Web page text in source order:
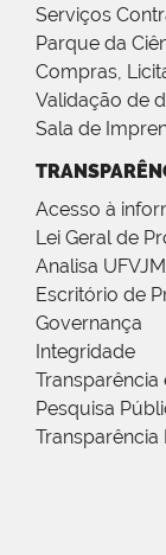
Serviços
Parque da
Compras,
Validação de
Sala de
Acesso à
Lei Geral de
Analisa UFVJM
Escritório de
Governança
Integridade
Transparência
Pesquisa
Transparência